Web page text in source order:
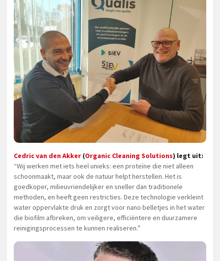
Cedric van den Akker (Organic Cleaning Solutions) legt uit:
“Wij werken met iets heel unieks: een proteïne die niet alleen
schoonmaakt, maar ook de natuur helpt herstellen. Het is
goedkoper, milieuvriendelijker en sneller dan traditionele
methoden, en heeft geen restricties. Deze technologie verkleint
water oppervlakte druk en zorgt voor nano belletjes in het water
die biofilm afbreken, om veiligere, efficiëntere en duurzamere
reinigingsprocessen te kunnen realiseren.”